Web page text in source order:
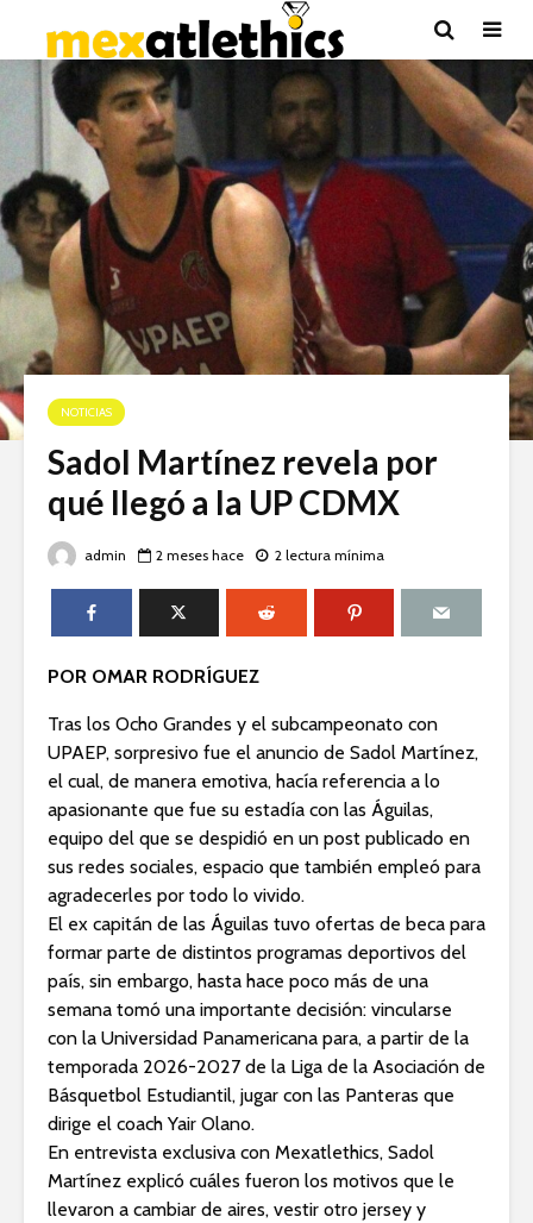
NOTICIAS
Sadol Martínez revela por
qué llegó a la UP CDMX
admin 2 meses hace 2 lectura mínima
POR OMAR RODRÍGUEZ
Tras los Ocho Grandes y el subcampeonato con
UPAEP, sorpresivo fue el anuncio de Sadol Martínez,
el cual, de manera emotiva, hacía referencia a lo
apasionante que fue su estadía con las Águilas,
equipo del que se despidió en un post publicado en
sus redes sociales, espacio que también empleó para
agradecerles por todo lo vivido.
El ex capitán de las Águilas tuvo ofertas de beca para
formar parte de distintos programas deportivos del
país, sin embargo, hasta hace poco más de una
semana tomó una importante decisión: vincularse
con la Universidad Panamericana para, a partir de la
temporada 2026-2027 de la Liga de la Asociación de
Básquetbol Estudiantil, jugar con las Panteras que
dirige el coach Yair Olano.
En entrevista exclusiva con Mexatlethics, Sadol
Martínez explicó cuáles fueron los motivos que le
llevaron a cambiar de aires, vestir otro jersey y